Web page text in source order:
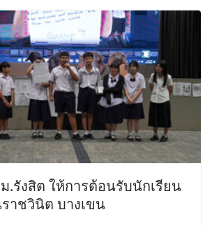
.รังสิต ให้การต้อนรับนักเรียน
ราชวินิต บางเขน